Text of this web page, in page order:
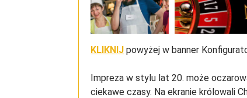
KLIKNIJ powyżej w banner
Impreza w stylu lat 20. może
ciekawe czasy. Na ekranie królowali